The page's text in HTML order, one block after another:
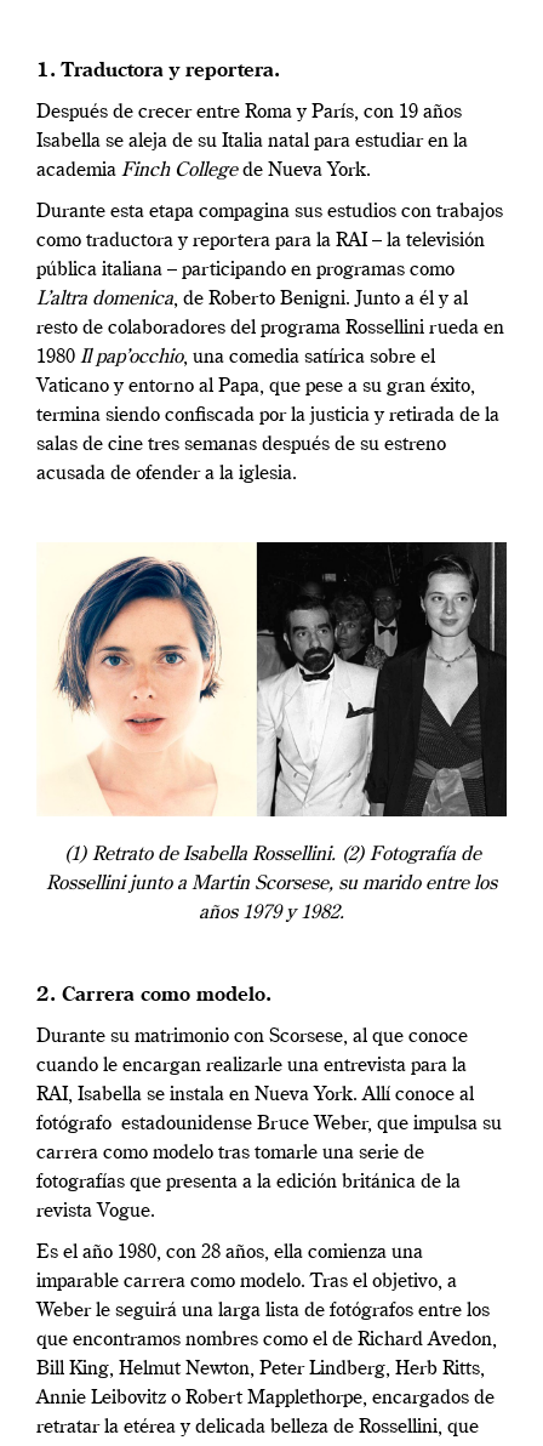
1. Traductora y reportera.
Después de crecer entre Roma y París, con 19 años
Isabella se aleja de su Italia natal para estudiar en la
academia Finch Collegede Nueva York.
Durante esta etapa compagina sus estudios con trabajos
como traductora y reportera para la RAI – la televisión
pública italiana – participando en programas como
L’altra domenica, de Roberto Benigni. Junto a él y al
resto de colaboradores del programa Rossellini rueda en
1980 Il pap’occhio, una comedia satírica sobre el
Vaticano y entorno al Papa, que pese a su gran éxito,
termina siendo confiscada por la justicia y retirada de la
salas de cine tres semanas después de su estreno
acusada de ofender a la iglesia.
(1) Retrato de Isabella Rossellini. (2) Fotografía de
Rossellini junto a Martin Scorsese, su marido entre los
años 1979 y 1982.
2. Carrera como modelo.
Durante su matrimonio con Scorsese, al que conoce
cuando le encargan realizarle una entrevista para la
RAI, Isabella se instala en Nueva York. Allí conoce al
fotógrafo estadounidense Bruce Weber, que impulsa su
carrera como modelo tras tomarle una serie de
fotografías que presenta a la edición británica de la
revista Vogue.
Es el año 1980, con 28 años, ella comienza una
imparable carrera como modelo. Tras el objetivo, a
Weber le seguirá una larga lista de fotógrafos entre los
que encontramos nombres como el de Richard Avedon,
Bill King, Helmut Newton, Peter Lindberg, Herb Ritts,
Annie Leibovitz o Robert Mapplethorpe, encargados de
retratar la etérea y delicada belleza de Rossellini, que